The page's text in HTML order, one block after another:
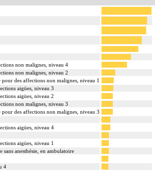
non malignes, niveau 4
non malignes, niveau 2
des affections non malignes, niveau 1
aigües, niveau 3
aigües, niveau 2
non malignes, niveau 3
des affections non malignes, niveau 3
aigües, niveau 4
aigües, niveau 1
anesthésie, en ambulatoire
4